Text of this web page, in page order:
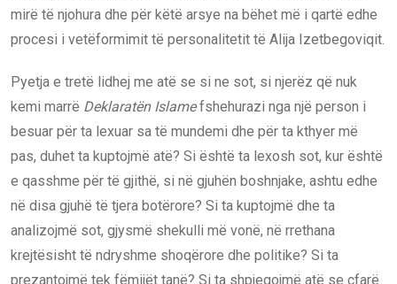
mirë të njohura dhe për këtë arsye na bëhet më i qartë edhe
procesi i vetëformimit të personalitetit të Alija Izetbegoviqit.
Pyetja e tretë lidhej me atë se si ne sot, si njerëz që nuk
kemi marrë Deklaratën Islamefshehurazi nga një person i
besuar për ta lexuar sa të mundemi dhe për ta kthyer më
pas, duhet ta kuptojmë atë? Si është ta lexosh sot, kur është
e qasshme për të gjithë, si në gjuhën boshnjake, ashtu edhe
në disa gjuhë të tjera botërore? Si ta kuptojmë dhe ta
analizojmë sot, gjysmë shekulli më vonë, në rrethana
krejtësisht të ndryshme shoqërore dhe politike? Si ta
prezantojmë tek fëmijët tanë? Si ta shpjegojmë atë se çfarë